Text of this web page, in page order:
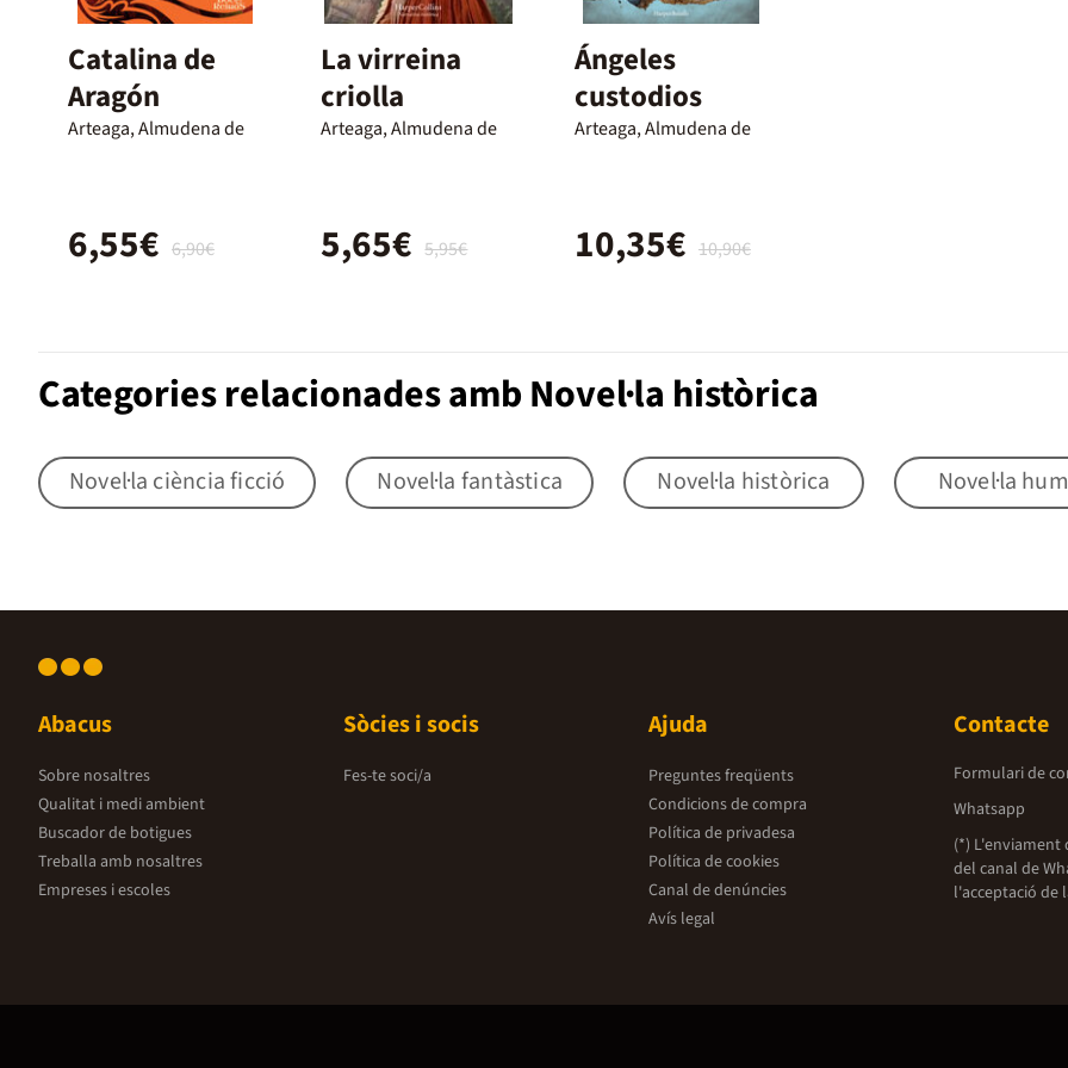
Catalina de
Aragón
Arteaga, Almudena de
6,90€
6,55€
La virreina
criolla
Arteaga, Almudena de
5,95€
5,65€
Ángeles
custodios
Arteaga, Almudena de
10,90€
10,35€
Categories relacionades amb Novel·la històrica
Novel·la ciència ficció Novel·la fantàstica Novel·la històrica Novel·la
Abacus
Sobre nosaltres
Qualitat i medi ambient
Buscador de botigues
Treballa amb nosaltres
Empreses i escoles
Sòcies i socis
Fes-te soci/a
Ajuda
Preguntes freqüents
Condicions de compra
Política de privadesa
Política de cookies
Canal de denúncies
Avís legal
Contacte
Formulari de
Whatsapp
(*) L'enviament
del canal de
l'acceptació de